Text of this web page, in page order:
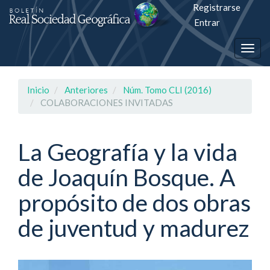
Salto
rápiso
a
página
contenido
Navegación
principal
Contenido
principal
Barra
lateral
Registrarse
Entrar
Inicio Anteriores
Núm. Tomo CLI (2016)
COLABORACIONES INVITADAS
La Geografía y la vida
de Joaquín Bosque. A
propósito de dos obras
de juventud y madurez